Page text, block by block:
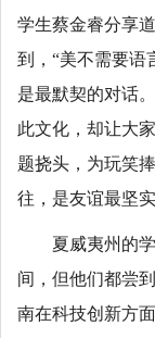
学生蔡金睿分享
到，“美不需要语
是最默契的对话
此文化，却让大
题挠头，为玩笑
往，是友谊最坚
夏威夷州的
间，但他们都尝
南在科技创新方